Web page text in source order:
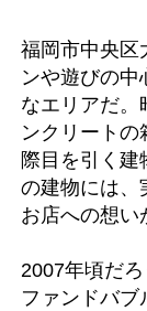
福岡市中央区
ンや遊びの
なエリアだ。
ンクリート
際目を引く建
の建物には、
お店への想い
2007年頃だ
ファンドバブ